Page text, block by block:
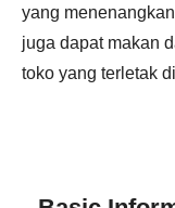
yang
juga dapat makan
toko yang terletak